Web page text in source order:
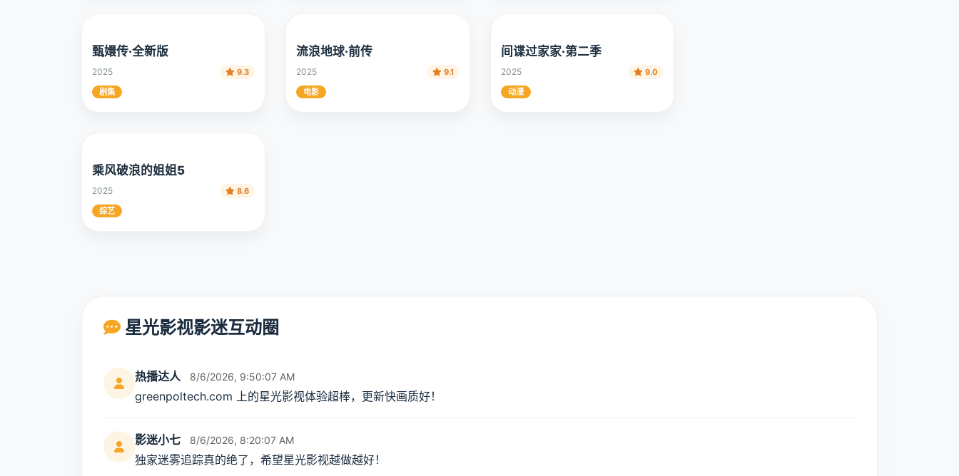
甄嬛传·全新版
2025
9.3
剧集
流浪地球·前传
2025
9.1
电影
间谍过家家·第二季
2025
9.0
动漫
乘风破浪的姐姐5
2025
8.6
综艺
星光影视影迷互动圈
热播达人 8/6/2026, 9:50:07 AM
greenpoltech.com 上的星光影视体验超棒，更新快画质好！
影迷小七 8/6/2026, 8:20:07 AM
独家迷雾追踪真的绝了，希望星光影视越做越好！